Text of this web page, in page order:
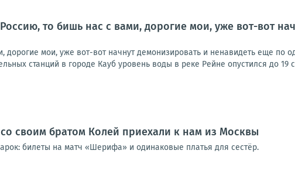
то бишь нас с вами, дорогие мои, уже вот-вот
дорогие мои, уже вот-вот начнут демонизировать и ненавидеть еще по
станций в городе Кауб уровень воды в реке Рейне опустился до 19
своим братом Колей приехали к нам из Москвы
билеты на матч «Шерифа» и одинаковые платья для сестёр.